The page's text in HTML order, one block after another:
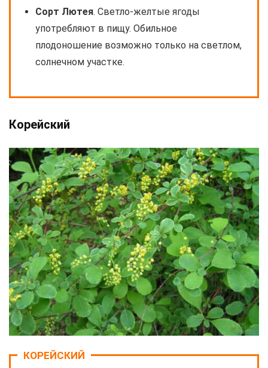
Сорт Лютея. Светло-желтые ягоды
употребляют в пищу. Обильное
плодоношение возможно только на светлом,
солнечном участке.
Корейский
КОРЕЙСКИЙ